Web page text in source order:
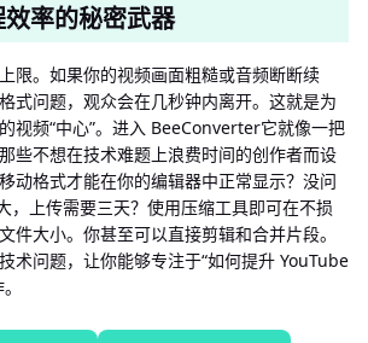
率的秘密武器
限。如果你的视频画面粗糙或音频断断续
式问题，观众会在几秒钟内离开。这就是为
视频“中心”。进入 BeeConverter它就像一把
些不想在技术难题上浪费时间的创作者而设
动格式才能在你的编辑器中正常显示？没问
，上传需要三天？使用压缩工具即可在不损
件大小。你甚至可以直接剪辑和合并片段。
术问题，让你能够专注于“如何提升 YouTube